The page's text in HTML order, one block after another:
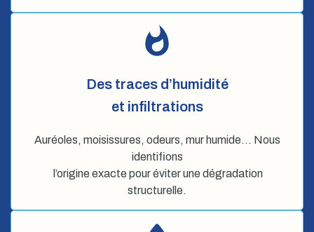
Des traces d’humidité
et infiltrations
Auréoles, moisissures, odeurs, mur humide… Nous
identifions
l’origine exacte pour éviter une dégradation
structurelle.